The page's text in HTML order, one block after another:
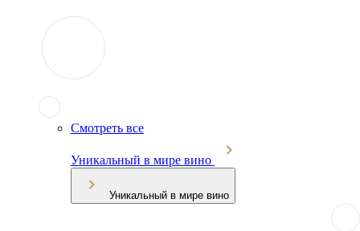
Смотреть все
Уникальный в мире вино
Уникальный в мире вино